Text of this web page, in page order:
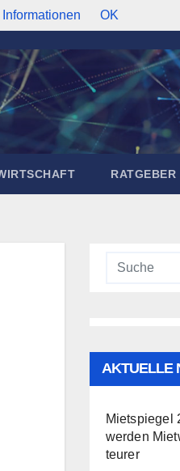
RATGEBER
AKTUELLE
Mietspiegel
werden
teurer
OK